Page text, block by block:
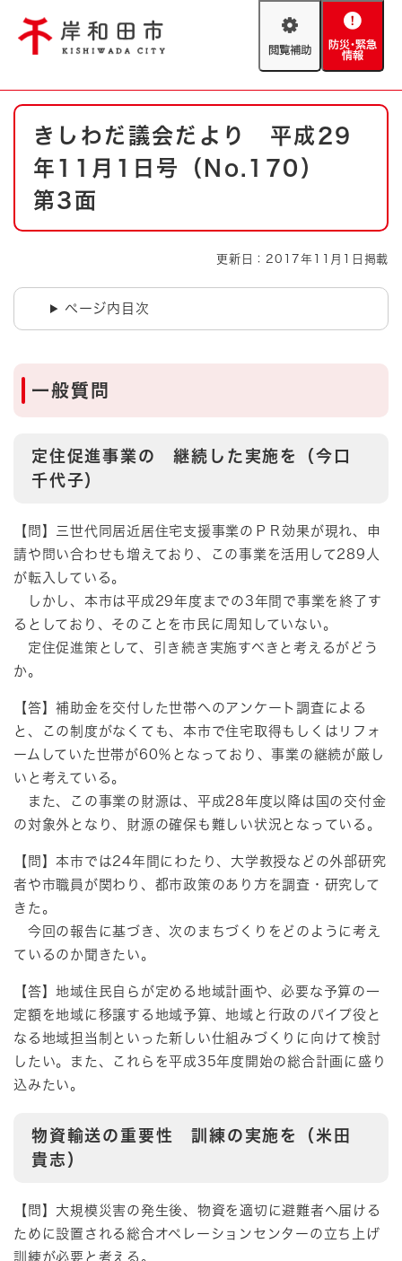
閲
助
防
緊
情
やさしい日本語
文字サイズ
防災・緊急情報 救急・消防
ハザードマップ AED設置箇所
本
きしわだ議会だより 平成29
年11月1日号（No.170）
第3面
更新日：2017年11月1日掲載
ページ内目次
一般質問
定住促進事業の 継続した実施を（今口
千代子）
【問】三世代同居近居住宅支援事業のＰＲ効果が現れ、申
請や問い合わせも増えており、この事業を活用して289人
が転入している。
しかし、本市は平成29年度までの3年間で事業を終了す
るとしており、そのことを市民に周知していない。
定住促進策として、引き続き実施すべきと考えるがどう
か。
【答】補助金を交付した世帯へのアンケート調査による
と、この制度がなくても、本市で住宅取得もしくはリフォ
ームしていた世帯が60％となっており、事業の継続が厳し
いと考えている。
また、この事業の財源は、平成28年度以降は国の交付金
の対象外となり、財源の確保も難しい状況となっている。
【問】本市では24年間にわたり、大学教授などの外部研究
者や市職員が関わり、都市政策のあり方を調査・研究して
きた。
今回の報告に基づき、次のまちづくりをどのように考え
ているのか聞きたい。
【答】地域住民自らが定める地域計画や、必要な予算の一
定額を地域に移譲する地域予算、地域と行政のパイプ役と
なる地域担当制といった新しい仕組みづくりに向けて検討
したい。また、これらを平成35年度開始の総合計画に盛り
込みたい。
物資輸送の重要性 訓練の実施を（米田
貴志）
【問】大規模災害の発生後、物資を適切に避難者へ届ける
ために設置される総合オペレーションセンターの立ち上げ
訓練が必要と考える。